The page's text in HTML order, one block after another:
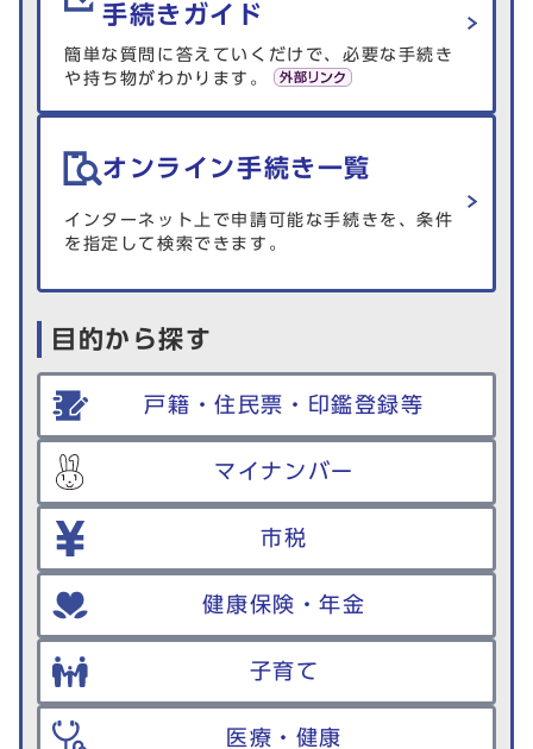
手続きガイド
簡単な質問に答えていくだけで、必要な手続き
や持ち物がわかります。
オンライン手続き一覧
インターネット上で申請可能な手続きを、条件
を指定して検索できます。
目的から探す
戸籍・住民票・印鑑登録等
マイナンバー
市税
健康保険・年金
子育て
医療・健康